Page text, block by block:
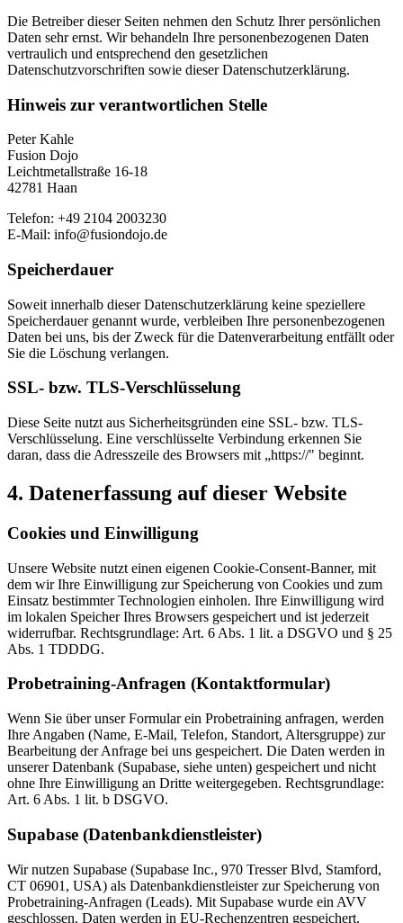
Die Betreiber dieser Seiten nehmen den Schutz Ihrer persönlichen
Daten sehr ernst. Wir behandeln Ihre personenbezogenen Daten
vertraulich und entsprechend den gesetzlichen
Datenschutzvorschriften sowie dieser Datenschutzerklärung.
Hinweis zur verantwortlichen Stelle
Peter Kahle
Fusion Dojo
Leichtmetallstraße 16-18
42781 Haan
Telefon: +49 2104 2003230
E-Mail: info@fusiondojo.de
Speicherdauer
Soweit innerhalb dieser Datenschutzerklärung keine speziellere
Speicherdauer genannt wurde, verbleiben Ihre personenbezogenen
Daten bei uns, bis der Zweck für die Datenverarbeitung entfällt oder
Sie die Löschung verlangen.
SSL- bzw. TLS-Verschlüsselung
Diese Seite nutzt aus Sicherheitsgründen eine SSL- bzw. TLS-
Verschlüsselung. Eine verschlüsselte Verbindung erkennen Sie
daran, dass die Adresszeile des Browsers mit „https://" beginnt.
4. Datenerfassung auf dieser Website
Cookies und Einwilligung
Unsere Website nutzt einen eigenen Cookie-Consent-Banner, mit
dem wir Ihre Einwilligung zur Speicherung von Cookies und zum
Einsatz bestimmter Technologien einholen. Ihre Einwilligung wird
im lokalen Speicher Ihres Browsers gespeichert und ist jederzeit
widerrufbar. Rechtsgrundlage: Art. 6 Abs. 1 lit. a DSGVO und § 25
Abs. 1 TDDDG.
Probetraining-Anfragen (Kontaktformular)
Wenn Sie über unser Formular ein Probetraining anfragen, werden
Ihre Angaben (Name, E-Mail, Telefon, Standort, Altersgruppe) zur
Bearbeitung der Anfrage bei uns gespeichert. Die Daten werden in
unserer Datenbank (Supabase, siehe unten) gespeichert und nicht
ohne Ihre Einwilligung an Dritte weitergegeben. Rechtsgrundlage:
Art. 6 Abs. 1 lit. b DSGVO.
Supabase (Datenbankdienstleister)
Wir nutzen Supabase (Supabase Inc., 970 Tresser Blvd, Stamford,
CT 06901, USA) als Datenbankdienstleister zur Speicherung von
Probetraining-Anfragen (Leads). Mit Supabase wurde ein AVV
geschlossen. Daten werden in EU-Rechenzentren gespeichert.